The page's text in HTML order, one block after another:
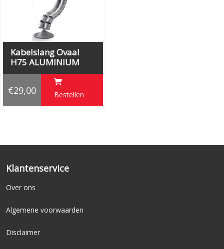
Kabelslang Ovaal
H75 ALUMINIUM
€29,00 Bestellen
Klantenservice
Over ons
Algemene voorwaarden
Disclaimer